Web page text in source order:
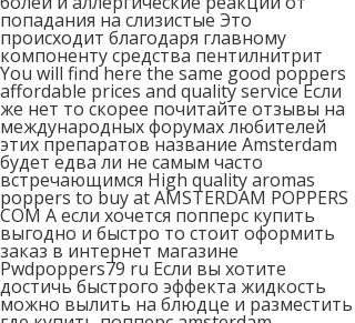
попадания на слизистые Это
происходит благодаря главному
компоненту средства пентилнитрит
You will find here the same good poppers
affordable prices and quality service Если
же нет то скорее почитайте отзывы на
международных форумах любителей
этих препаратов название Amsterdam
будет едва ли не самым часто
встречающимся High quality aromas
poppers to buy at AMSTERDAM POPPERS
COM А если хочется попперс купить
выгодно и быстро то стоит оформить
заказ в интернет магазине
Pwdpoppers79 ru Если вы хотите
достичь быстрого эффекта жидкость
можно вылить на блюдце и разместить